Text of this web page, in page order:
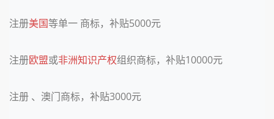
注册美国等单一 商标，补贴5000元
注册欧盟或非洲知识产权组织商标，补贴10000元
注册 、澳门商标，补贴3000元